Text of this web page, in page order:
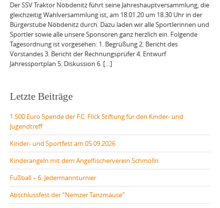
Der SSV Traktor Nöbdenitz führt seine Jahreshauptversammlung, die
gleichzeitig Wahlversammlung ist, am 18.01.20 um 18.30 Uhr in der
Bürgerstube Nöbdenitz durch. Dazu laden wir alle Sportlerinnen und
Sportler sowie alle unsere Sponsoren ganz herzlich ein. Folgende
Tagesordnung ist vorgesehen: 1. Begrüßung 2. Bericht des
Vorstandes 3. Bericht der Rechnungsprüfer 4. Entwurf
Jahressportplan 5. Diskussion 6. […]
Letzte Beiträge
1.500 Euro Spende der F.C. Flick Stiftung für den Kinder- und
Jugendtreff
Kinder- und Sportfest am 05.09.2026
Kinderangeln mit dem Angelfischerverein Schmölln
Fußball – 6. Jedermannturnier
Abschlussfest der “Nemzer Tanzmäuse”